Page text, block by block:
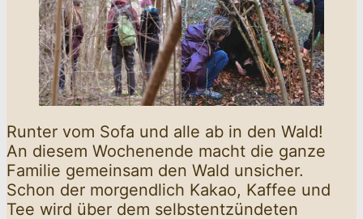
Runter vom Sofa und alle ab in den Wald!
An diesem Wochenende macht die ganze
Familie gemeinsam den Wald unsicher.
Schon der morgendlich Kakao, Kaffee und
Tee wird über dem selbstentzündeten